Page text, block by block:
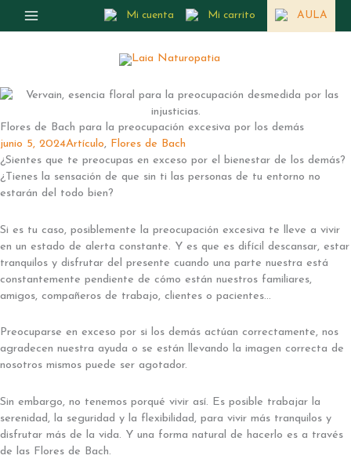
Mi cuenta Mi carrito AULA
Flores de Bach para la preocupación excesiva por los demás
junio 5, 2024Artículo, Flores de Bach
¿Sientes que te preocupas en exceso por el bienestar de los demás?
¿Tienes la sensación de que sin ti las personas de tu entorno no
estarán del todo bien?
Si es tu caso, posiblemente la preocupación excesiva te lleve a vivir
en un estado de alerta constante. Y es que es difícil descansar, estar
tranquilos y disfrutar del presente cuando una parte nuestra está
constantemente pendiente de cómo están nuestros familiares,
amigos, compañeros de trabajo, clientes o pacientes…
Preocuparse en exceso por si los demás actúan correctamente, nos
agradecen nuestra ayuda o se están llevando la imagen correcta de
nosotros mismos puede ser agotador.
Sin embargo, no tenemos porqué vivir así. Es posible trabajar la
serenidad, la seguridad y la flexibilidad, para vivir más tranquilos y
disfrutar más de la vida. Y una forma natural de hacerlo es a través
de las Flores de Bach.